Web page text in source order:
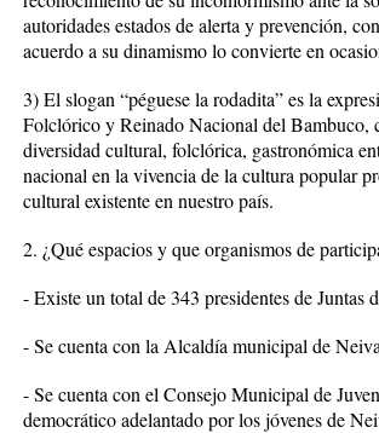
autoridades estados de alerta y prevención,
acuerdo a su dinamismo lo convierte en
3) El slogan “péguese la rodadita” es la
Folclórico y Reinado Nacional del Bambuco,
diversidad cultural, folclórica, gastronómica
nacional en la vivencia de la cultura popular
cultural existente en nuestro país.
2. ¿Qué espacios y que organismos de
- Existe un total de 343 presidentes de
- Se cuenta con la Alcaldía municipal de
- Se cuenta con el Consejo Municipal de
democrático adelantado por los jóvenes de